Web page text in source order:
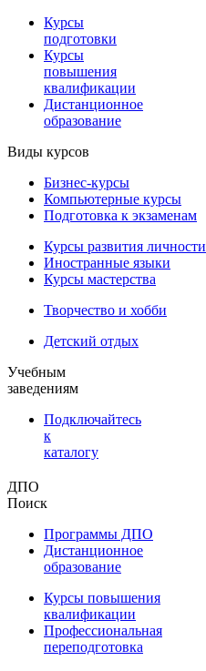
Курсы
подготовки
Курсы
повышения
квалификации
Дистанционное
образование
Виды курсов
Бизнес-курсы
Компьютерные курсы
Подготовка к экзаменам
Курсы развития личности
Иностранные языки
Курсы мастерства
Творчество и хобби
Детский отдых
Учебным
заведениям
Подключайтесь
к
каталогу
ДПО
Поиск
Программы ДПО
Дистанционное
образование
Курсы повышения
квалификации
Профессиональная
переподготовка